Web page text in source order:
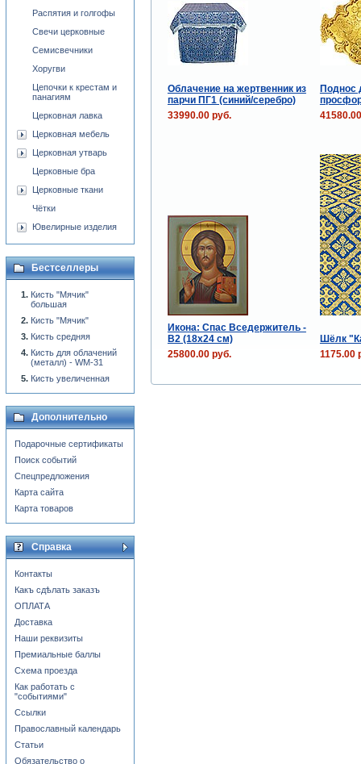
Облачение на жертвенник из
парчи ПГ1 (синий/серебро)
Поднос
33990.00 руб.
Икона: Спас Вседержитель -
В2 (18x24 см)
Шёлк
25800.00 руб.
1175.00
Распятия и голгофы
Свечи церковные
Семисвечники
Хоругви
Цепочки к крестам и
панагиям
Церковная лавка
Церковная мебель
Церковная утварь
Церковные бра
Церковные ткани
Чётки
Ювелирные изделия
Бестселлеры
Кисть "Мячик"
большая
Кисть "Мячик"
Кисть средняя
Кисть для облачений
(металл) - WM-31
Кисть увеличенная
Дополнительно
Подарочные сертификаты
Поиск событий
Спецпредложения
Карта сайта
Карта товаров
Справка
Контакты
Какъ сдѣлать заказъ
ОПЛАТА
Доставка
Наши реквизиты
Премиальные баллы
Схема проезда
Как работать с
"событиями"
Ссылки
Православный календарь
Статьи
Обязательство о